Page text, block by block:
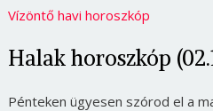
Vízöntő havi horoszkóp
Halak horoszkóp
Pénteken ügyesen szórod el a